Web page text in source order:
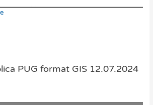
PUG format GIS 12.07.2024